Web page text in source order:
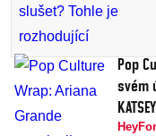
Pop
svém